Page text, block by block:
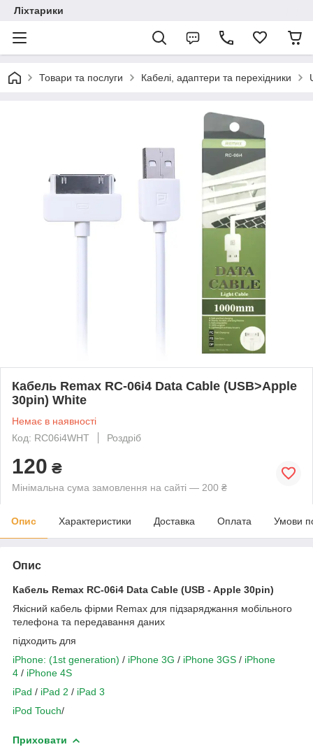
Ліхтарики
Товари та послуги Кабелі, адаптери та перехідники
Кабель Remax RC-06i4 Data Cable (USB>Apple
30pin) White
Немає в наявності
Код: RC06i4WHT
Роздріб
120 ₴
Мінімальна сума замовлення на сайті — 200 ₴
Опис Характеристики Доставка Оплата Умови
Опис
Кабель Remax RC-06i4 Data Cable (USB - Apple 30pin)
Якісний кабель фірми Remax для підзаряджання мобільного
телефона та передавання даних
підходить для
iPhone: (1st generation) / iPhone 3G / iPhone 3GS / iPhone
4 / iPhone 4S
iPad / iPad 2 / iPad 3
iPod Touch/
Приховати